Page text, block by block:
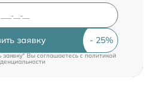
заявку
Вы соглашаетесь cполитикой